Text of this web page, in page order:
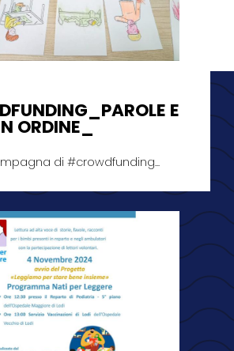
E
ORDINE_
di #crowdfunding...